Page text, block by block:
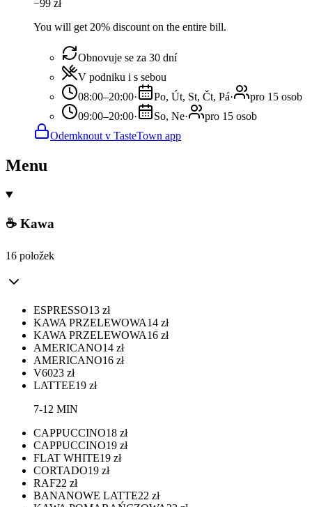
−99 zł
You will get 20% discount on the entire bill.
Obnovuje se za 30 dní
V podniku i s sebou
08:00–20:00· Po, Út, St, Čt, Pá·
pro 15 osob
09:00–20:00· So, Ne·
pro 15 osob
Odemknout v TasteTown app
Menu
☕ Kawa
16 položek
ESPRESSO13 zł
KAWA PRZELEWOWA14 zł
KAWA PRZELEWOWA16 zł
AMERICANO14 zł
AMERICANO16 zł
V6023 zł
LATTEE19 zł
7-12 MIN
CAPPUCCINO18 zł
CAPPUCCINO19 zł
FLAT WHITE19 zł
CORTADO19 zł
RAF22 zł
BANANOWE LATTE22 zł